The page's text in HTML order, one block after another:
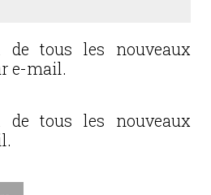
de tous les nouveaux
e-mail.
de tous les nouveaux